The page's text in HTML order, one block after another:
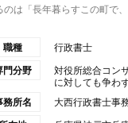
のは「長年暮らすこの町で
職種 行政書士
門分野
対役所総合コン
に対しても争わ
務所名
大西行政書士事